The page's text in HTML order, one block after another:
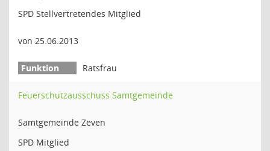
SPD Stellvertretendes Mitglied
von 25.06.2013
Ratsfrau
Feuerschutzausschuss Samtgemeinde
Samtgemeinde Zeven
SPD Mitglied